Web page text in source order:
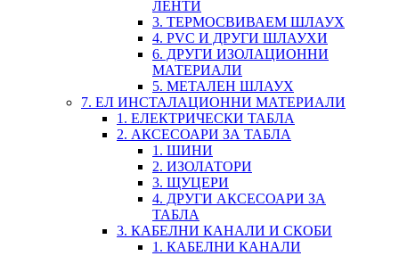
ЛЕНТИ
3. ТЕРМОСВИВАЕМ ШЛАУХ
4. PVC И ДРУГИ ШЛАУХИ
6. ДРУГИ ИЗОЛАЦИОННИ
МАТЕРИАЛИ
5. МЕТАЛЕН ШЛАУХ
7. ЕЛ ИНСТАЛАЦИОННИ МАТЕРИАЛИ
1. ЕЛЕКТРИЧЕСКИ ТАБЛА
2. АКСЕСОАРИ ЗА ТАБЛА
1. ШИНИ
2. ИЗОЛАТОРИ
3. ЩУЦЕРИ
4. ДРУГИ АКСЕСОАРИ ЗА
ТАБЛА
3. КАБЕЛНИ КАНАЛИ И СКОБИ
1. КАБЕЛНИ КАНАЛИ